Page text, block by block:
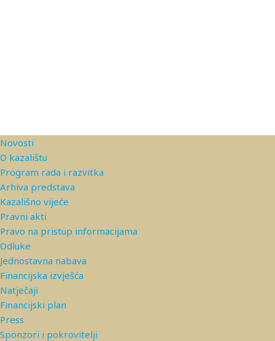
Novosti
O kazalištu
Program rada i razvitka
Arhiva predstava
Kazališno vijeće
Pravni akti
Pravo na pristup informacijama
Odluke
Jednostavna nabava
Financijska izvješća
Natječaji
Financijski plan
Press
Sponzori i pokrovitelji